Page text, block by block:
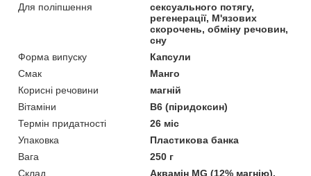
Для поліпшення
сексуального потягу,
регенерації, М'язових
скорочень, обміну речовин,
сну
Форма випуску
Капсули
Смак
Манго
Корисні речовини
магній
Вітаміни
В6 (піридоксин)
Термін придатності
26 міс
Упаковка
Пластикова банка
Вага
250 г
Склад
Аквамін MG (12% магнію),